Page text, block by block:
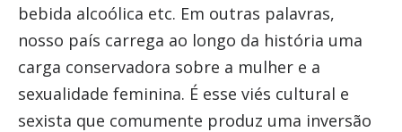
bebida alcoólica etc. Em outras palavras,
nosso país carrega ao longo da história uma
carga conservadora sobre a mulher e a
sexualidade feminina. É esse viés cultural e
sexista que comumente produz uma inversão